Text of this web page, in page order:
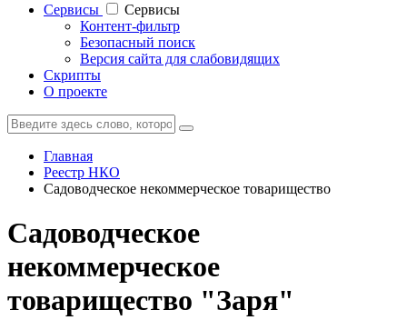
Cервисы
Cервисы
Контент-фильтр
Безопасный поиск
Версия сайта для слабовидящих
Скрипты
О проекте
Главная
Реестр НКО
Садоводческое некоммерческое товарищество
Садоводческое
некоммерческое
товарищество "Заря"